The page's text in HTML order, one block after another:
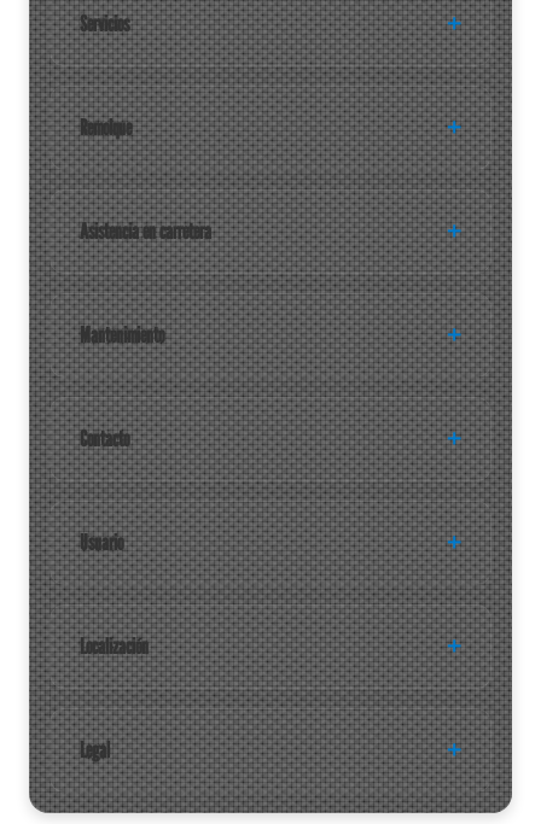
Servicios
Remolque
Asistencia en carretera
Mantenimiento
Contacto
Usuario
Localización
Legal